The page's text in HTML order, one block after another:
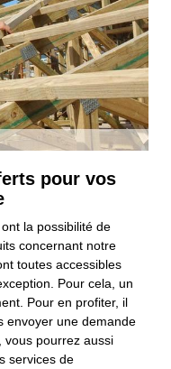
pour vos
la possibilité de
concernant notre
toutes accessibles
Pour cela, un
Pour en profiter, il
envoyer une demande
vous pourrez aussi
services de